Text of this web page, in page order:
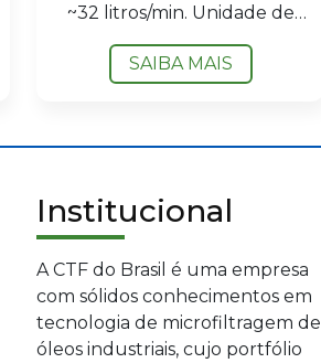
~32 litros/min. Unidade de
Dimensões (largura x
SAIBA MAIS
Institucional
A CTF do Brasil é uma empresa
com sólidos conhecimentos em
tecnologia de microfiltragem de
óleos industriais, cujo portfólio